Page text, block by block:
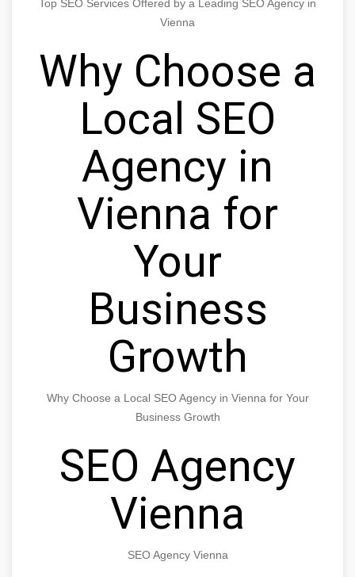
Top SEO Services Offered by a Leading SEO Agency in
Vienna
Why Choose a
Local SEO
Agency in
Vienna for
Your
Business
Growth
Why Choose a Local SEO Agency in Vienna for Your
Business Growth
SEO Agency
Vienna
SEO Agency Vienna